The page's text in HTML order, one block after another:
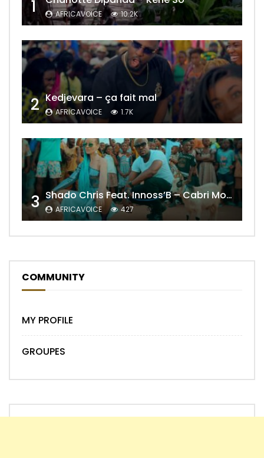
1 AFRICAVOICE 10.2K
2 Kedjevara – ça fait mal
AFRICAVOICE 1.7K
3 Shado Chris Feat. Innoss’B – Cabri Mort (Remix)
AFRICAVOICE 427
COMMUNITY
MY PROFILE
GROUPES